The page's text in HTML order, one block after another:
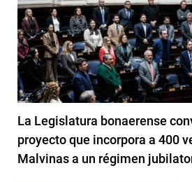
La Legislatura bonaerense
proyecto que incorpora a 400
Malvinas a un régimen